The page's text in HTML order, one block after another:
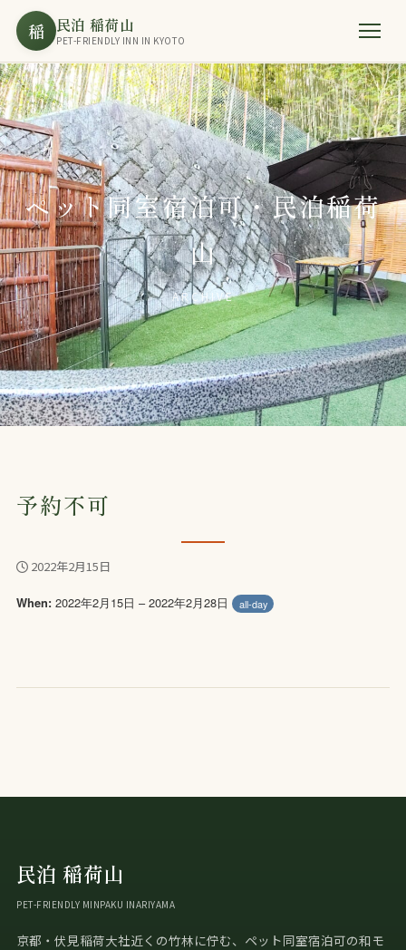
稲 民泊 稲荷山
PET-FRIENDLY INN IN KYOTO
ペット同室宿泊可・民泊稲荷
山
ARCHIVE
予約不可
2022年2月15日
When: 2022年2月15日 – 2022年2月28日 all-day
民泊 稲荷山
PET-FRIENDLY MINPAKU INARIYAMA
京都・伏見稲荷大社近くの竹林に佇む、ペット同室宿泊可の和モ